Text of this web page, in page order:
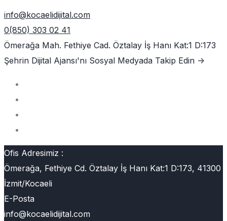
info@kocaelidijital.com
0(850) 303 02 41
Ömerağa Mah. Fethiye Cad. Öztalay İş Hanı Kat:1 D:173
Şehrin Dijital Ajansı'nı Sosyal Medyada Takip Edin ->
Ofis Adresimiz :
Ömerağa, Fethiye Cd. Öztalay İş Hanı Kat:1 D:173, 41300
İzmit/Kocaeli
E-Posta
info@kocaelidijital.com